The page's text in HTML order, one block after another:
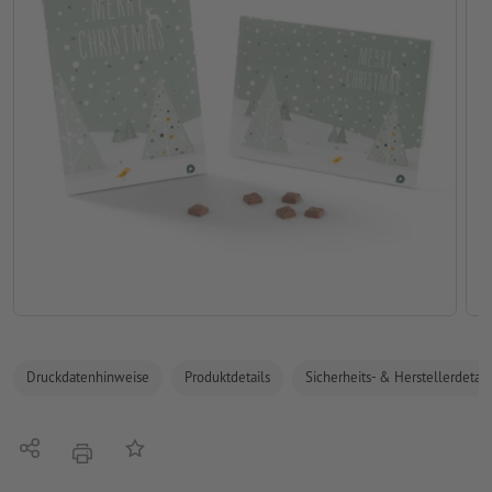
Druckdatenhinweise Produktdetails Sicherheits- &
Teilen DruckenAuf die Merkliste